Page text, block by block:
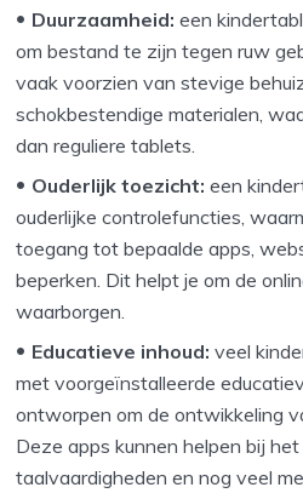
Duurzaamheid:een
om bestand te zijn tegen ruw
vaak voorzien van stevige
schokbestendige materialen,
dan reguliere tablets.
Ouderlijk toezicht:een
ouderlijke controlefuncties,
toegang tot bepaalde apps,
beperken. Dit helpt je om de
waarborgen.
Educatieve inhoud:veel
met voorgeïnstalleerde
ontworpen om de ontwikkeling
Deze apps kunnen helpen bij
taalvaardigheden en nog veel